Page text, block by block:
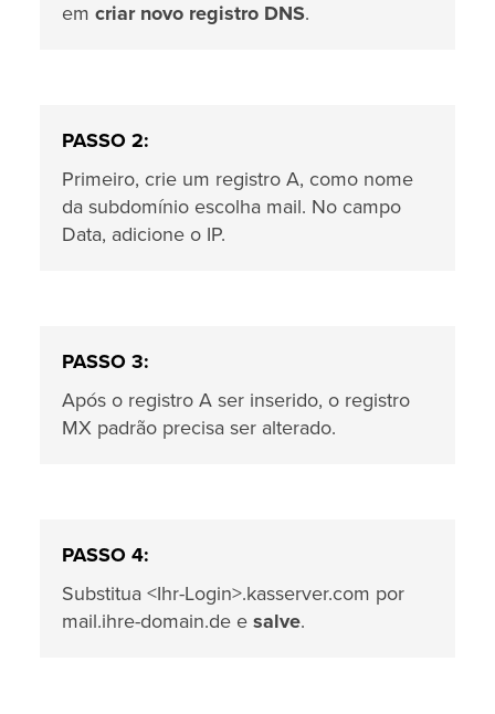
em criar novo registro DNS.
PASSO 2:
Primeiro, crie um registro A, como nome
da subdomínio escolha mail. No campo
Data, adicione o IP.
PASSO 3:
Após o registro A ser inserido, o registro
MX padrão precisa ser alterado.
PASSO 4:
Substitua <Ihr-Login>.kasserver.com por
mail.ihre-domain.de e salve.